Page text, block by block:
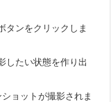
タンをクリックしま
したい状態を作り出
ョットが撮影されま